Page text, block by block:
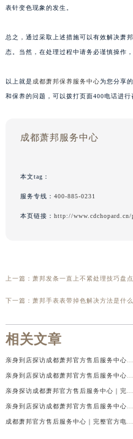
表针变色现象的发生。
总之，通过采取上述措施可以有效解决萧
态。当然，在处理过程中请务必谨慎操作
以上就是 成都萧邦保养服务中心为您分享
和保养的问题，可以拨打页面400电话进行
成都萧邦服务中心
本文tag：
服务专线： 400-885-0231
本页链接： http://
上一篇： 萧邦发条一直上不紧处理技巧盘点
下一篇： 萧邦手表表带掉色解决方法是什么
相关文章